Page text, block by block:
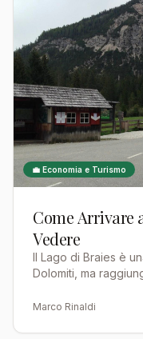
💼 Economia e Turismo
Come Arrivare
Vedere
Il Lago di Braies è
Dolomiti, ma
Marco Rinaldi